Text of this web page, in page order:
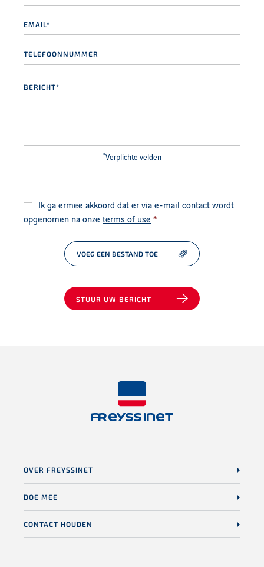
*Verplichte velden
Consent *
Ik ga ermee akkoord dat er via e-mail contact wordt
opgenomen na onze terms of use *
VOEG EEN BESTAND TOE
STUUR UW BERICHT
OVER FREYSSINET
DOE MEE
CONTACT HOUDEN